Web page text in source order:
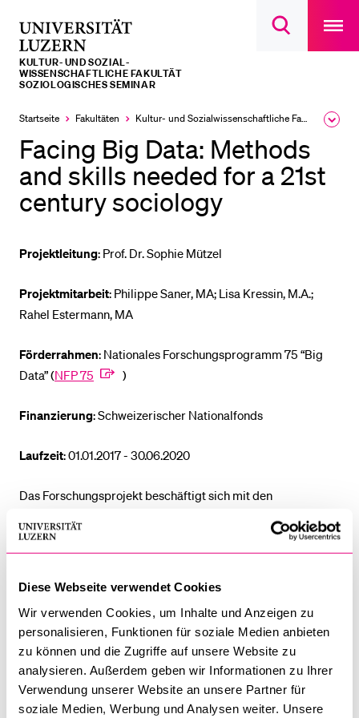
Diese Webseite verwendet Cookies
Wir verwenden Cookies, um Inhalte und Anzeigen zu
personalisieren, Funktionen für soziale Medien anbieten
zu können und die Zugriffe auf unsere Website zu
analysieren. Außerdem geben wir Informationen zu Ihrer
Verwendung unserer Website an unsere Partner für
soziale Medien, Werbung und Analysen weiter. Unsere
Suchdialog
main
KULTUR- UND SOZIAL­­­
WISSENSCHAFTLICHE FAKULTÄT
SOZIOLOGISCHES SEMINAR
Startseite Fakultäten Kultur- und Sozial­­wissenschaftliche Fakultät
Facing Big Data: Methods
and skills needed for a 21st
century sociology
Projektleitung: Prof. Dr. Sophie Mützel
Projektmitarbeit: Philippe Saner, MA; Lisa Kressin, M.A.;
Rahel Estermann, MA
Förderrahmen: Nationales Forschungsprogramm 75 “Big
Data” (NFP 75 )
Finanzierung: Schweizerischer Nationalfonds
Laufzeit: 01.01.2017 - 30.06.2020
Das Forschungsprojekt beschäftigt sich mit den
Herausforderungen von Big Data an die Soziologie. Die
Soziologie, verstanden als Disziplin, die mit Hilfe von
theoretischen Konzepten und einem methodischen
Werkzeugkasten empirische Phänomene analysiert, um das
um sich an der Analyse des digital geprägten Sozialen zu
beteiligen. Doch sind es momentan vorrangig andere
Disziplinen, die sich diesem weitreichenden Wandel der
Daten und Methoden widmen. Das Projekt untersucht den
Umgang mit diesem Wandel in den drei Feldern Soziologie,
LETZTE SUCHEN
Sie haben noch keine Suche getätigt.
Schulklassen und Lehrpersonen
Studien­interessierte
Studierende
Forschende
Mitarbeitende
Stellensuchende
Medien
Bibliothek
Sportangebot
Menuplan Mensa
Anmeldung und Zulassung